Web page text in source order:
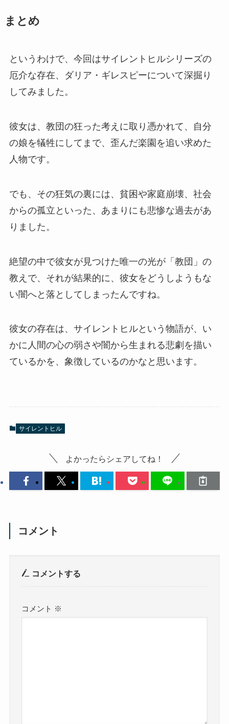
まとめ
というわけで、今回はサイレントヒルシリーズの
厄介な存在、ダリア・ギレスピーについて深掘り
してみました。
彼女は、教団の狂った考えに取り憑かれて、自分
の娘を犠牲にしてまで、歪んだ楽園を追い求めた
人物です。
でも、その狂気の裏には、貧困や家庭崩壊、社会
からの孤立といった、あまりにも悲惨な過去があ
りました。
絶望の中で彼女が見つけた唯一の光が「教団」の
教えで、それが結果的に、彼女をどうしようもな
い闇へと落としてしまったんですね。
彼女の存在は、サイレントヒルという物語が、い
かに人間の心の弱さや闇から生まれる悲劇を描い
ているかを、象徴しているのかなと思います。
サイレントヒル
よかったらシェアしてね！
コメント
コメントする
コメント ※